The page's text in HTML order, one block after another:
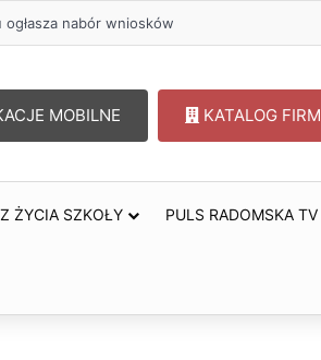
Trzeźwości
MOBILNE KATALOG FIRM
Z ŻYCIA SZKOŁY PULS RADOMSKA TV